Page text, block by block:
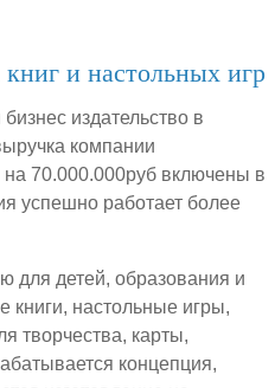
книг и настольных игр
издательство в
компании
70.000.000руб включены в
успешно работает более
для детей, образования и
книги, настольные игры,
творчества, карты,
концепция,